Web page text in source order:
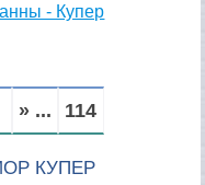
- Купер
» ... 114
КУПЕР